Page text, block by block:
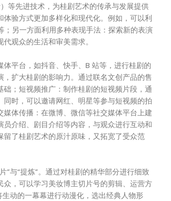
等先进技术，为桂剧艺术的传承与发展提供
验方式更加多样化和现代化。例如，可以利
；另一方面利用多种表现手法：探索新的表演
观众的生活和审美需求。
平台，如抖音、快手、B 站等，进行桂剧的
扩大桂剧的影响力。通过联名文创产品的售
；短视频推广：制作桂剧的短视频片段，通
时，可以邀请网红、明星等参与短视频的拍
体传播：在微博、微信等社交媒体平台上建
介绍、剧目介绍等内容，与观众进行互动和
了桂剧艺术的原汁原味，又拓宽了受众范
”与“提炼”。通过对桂剧的精华部分进行细致
，可以学习美妆博主切片号的剪辑、运营方
动的一幕幕进行动漫化，选出经典人物形